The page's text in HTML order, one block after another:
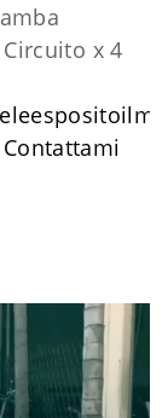
x 4
​Contattami